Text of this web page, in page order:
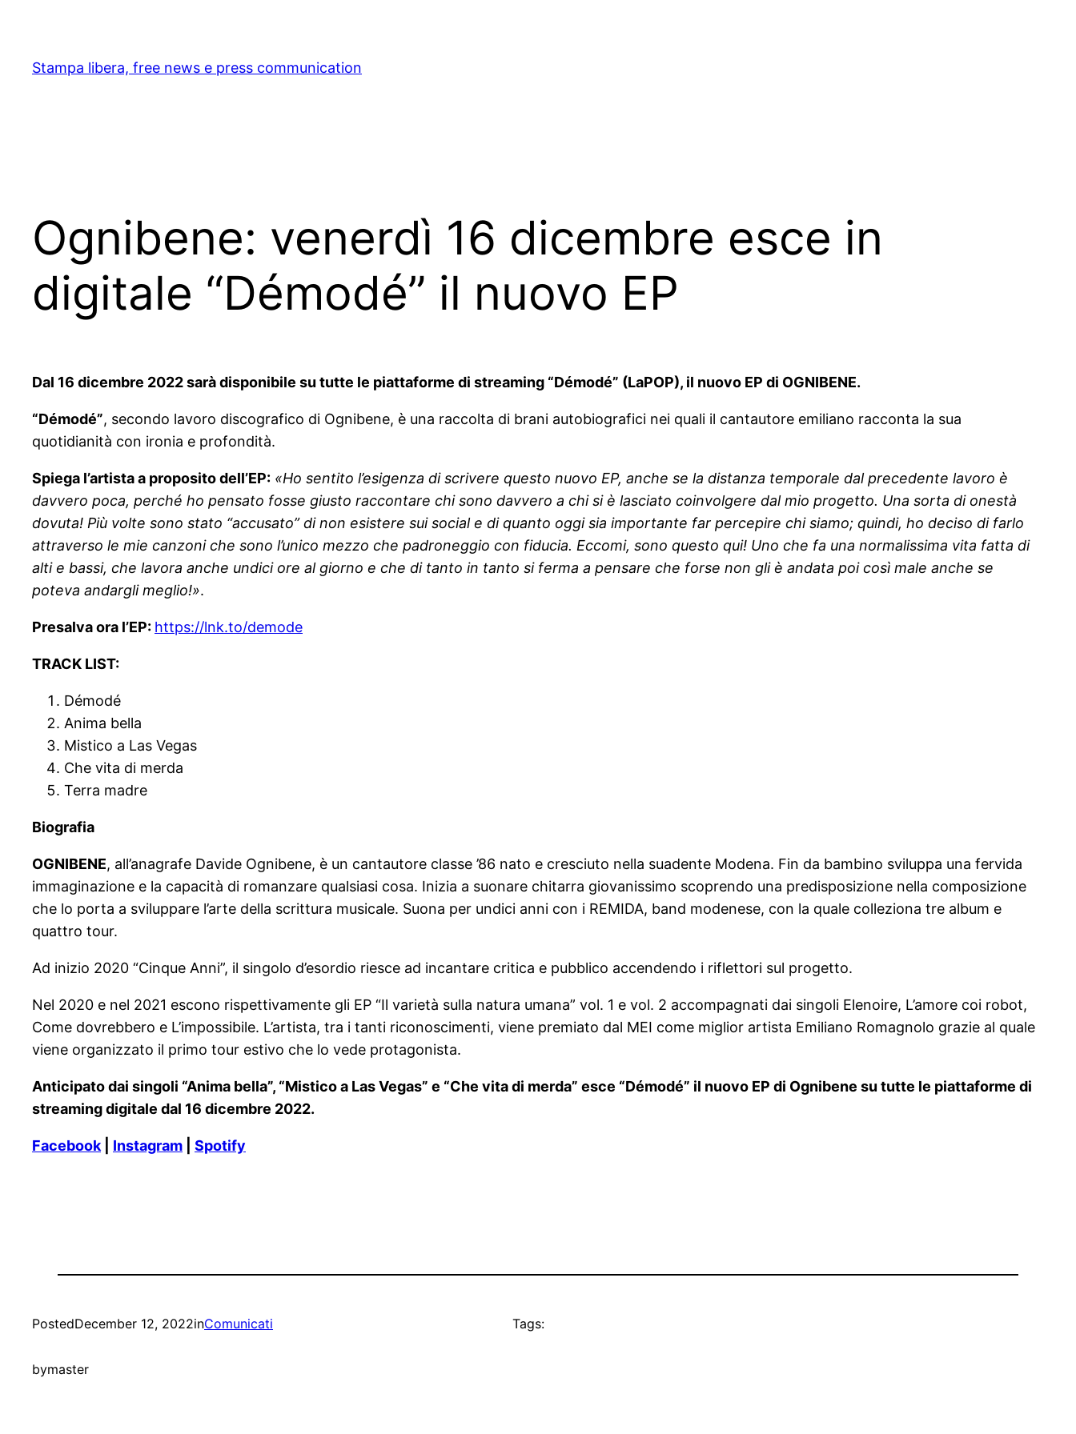
content
Stampa libera, free news e press communication
Ognibene: venerdì 16 dicembre esce in
digitale “Démodé” il nuovo EP
Dal 16 dicembre 2022 sarà disponibile su tutte le piattaforme di streaming “Démodé” (LaPOP), il nuovo EP di OGNIBENE.
“Démodé”, secondo lavoro discografico di Ognibene, è una raccolta di brani autobiografici nei quali il cantautore emiliano racconta la sua
quotidianità con ironia e profondità.
Spiega l’artista a proposito dell’EP: «Ho sentito l’esigenza di scrivere questo nuovo EP, anche se la distanza temporale dal precedente lavoro è
davvero poca, perché ho pensato fosse giusto raccontare chi sono davvero a chi si è lasciato coinvolgere dal mio progetto. Una sorta di onestà
dovuta! Più volte sono stato “accusato” di non esistere sui social e di quanto oggi sia importante far percepire chi siamo; quindi, ho deciso di farlo
attraverso le mie canzoni che sono l’unico mezzo che padroneggio con fiducia. Eccomi, sono questo qui! Uno che fa una normalissima vita fatta di
alti e bassi, che lavora anche undici ore al giorno e che di tanto in tanto si ferma a pensare che forse non gli è andata poi così male anche se
poteva andargli meglio!».
Presalva ora l’EP: https://lnk.to/demode
TRACK LIST:
Démodé
Anima bella
Mistico a Las Vegas
Che vita di merda
Terra madre
Biografia
OGNIBENE, all’anagrafe Davide Ognibene, è un cantautore classe ’86 nato e cresciuto nella suadente Modena. Fin da bambino sviluppa una fervida
immaginazione e la capacità di romanzare qualsiasi cosa. Inizia a suonare chitarra giovanissimo scoprendo una predisposizione nella composizione
che lo porta a sviluppare l’arte della scrittura musicale. Suona per undici anni con i REMIDA, band modenese, con la quale colleziona tre album e
quattro tour.
Ad inizio 2020 “Cinque Anni”, il singolo d’esordio riesce ad incantare critica e pubblico accendendo i riflettori sul progetto.
Nel 2020 e nel 2021 escono rispettivamente gli EP “Il varietà sulla natura umana” vol. 1 e vol. 2 accompagnati dai singoli Elenoire, L’amore coi robot,
Come dovrebbero e L’impossibile. L’artista, tra i tanti riconoscimenti, viene premiato dal MEI come miglior artista Emiliano Romagnolo grazie al quale
viene organizzato il primo tour estivo che lo vede protagonista.
Anticipato dai singoli “Anima bella”, “Mistico a Las Vegas” e “Che vita di merda” esce “Démodé” il nuovo EP di Ognibene su tutte le piattaforme di
streaming digitale dal 16 dicembre 2022.
Facebook| Instagram Spotify
PostedDecember 12, 2022inComunicati
bymaster
Tags: